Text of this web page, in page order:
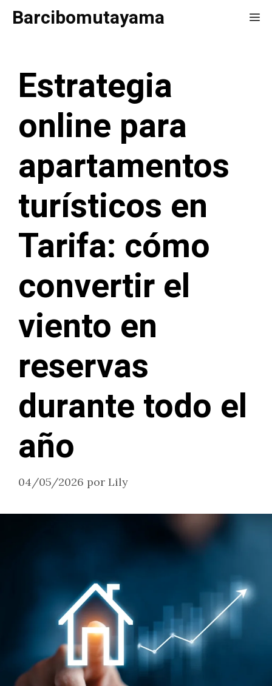
SaltarBarcibomutayama
Estrategia
online para
apartamentos
turísticos en
Tarifa: cómo
convertir el
viento en
reservas
durante todo el
año
04/05/2026 por Lily